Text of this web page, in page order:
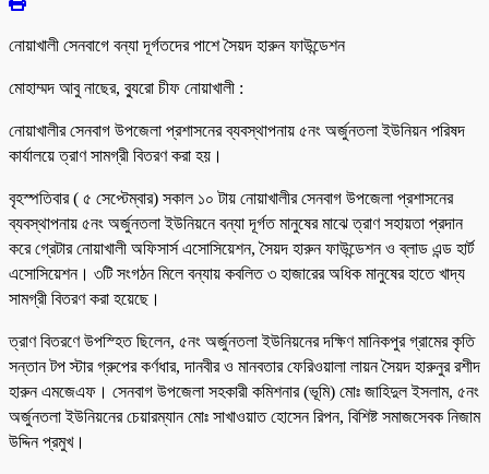
নোয়াখালী সেনবাগে বন্যা দূর্গতদের পাশে সৈয়দ হারুন ফাউন্ডেশন
মোহাম্মদ আবু নাছের, ব্যুরো চীফ নোয়াখালী :
নোয়াখালীর সেনবাগ উপজেলা প্রশাসনের ব্যবস্থাপনায় ৫নং অর্জুনতলা ইউনিয়ন পরিষদ
কার্যালয়ে ত্রাণ সামগ্রী বিতরণ করা হয়।
বৃহস্পতিবার ( ৫ সেপ্টেম্বার) সকাল ১০ টায় নোয়াখালীর সেনবাগ উপজেলা প্রশাসনের
ব্যবস্থাপনায় ৫নং অর্জুনতলা ইউনিয়নে বন্যা দূর্গত মানুষের মাঝে ত্রাণ সহায়তা প্রদান
করে গ্রেটার নোয়াখালী অফিসার্স এসোসিয়েশন, সৈয়দ হারুন ফাউন্ডেশন ও ব্লাড এন্ড হার্ট
এসোসিয়েশন। ৩টি সংগঠন মিলে বন্যায় কবলিত ৩ হাজারের অধিক মানুষের হাতে খাদ্য
সামগ্রী বিতরণ করা হয়েছে।
ত্রাণ বিতরণে উপস্হিত ছিলেন, ৫নং অর্জুনতলা ইউনিয়নের দক্ষিণ মানিকপুর গ্রামের কৃতি
সন্তান টপ স্টার গ্রুপের কর্ণধার, দানবীর ও মানবতার ফেরিওয়ালা লায়ন সৈয়দ হারুনুর রশীদ
হারুন এমজেএফ। সেনবাগ উপজেলা সহকারী কমিশনার (ভূমি) মোঃ জাহিদুল ইসলাম, ৫নং
অর্জুনতলা ইউনিয়নের চেয়ারম্যান মোঃ সাখাওয়াত হোসেন রিপন, বিশিষ্ট সমাজসেবক নিজাম
উদ্দিন প্রমুখ।